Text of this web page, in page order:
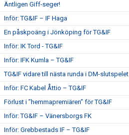
Äntligen Giff-seger!
Inför: TG&IF – IF Haga
En påskpoäng i Jönköping för TG&IF
Inför: IK Tord - TG&IF
Inför: IFK Kumla – TG&IF
TG&IF vidare till nästa runda i DM-slutspelet
Inför: FC Kabel Åttio – TG&IF
Förlust i ”hemmapremiären” för TG&IF
Inför: TG&IF – Vänersborgs FK
Inför: Grebbestads IF – TG&IF